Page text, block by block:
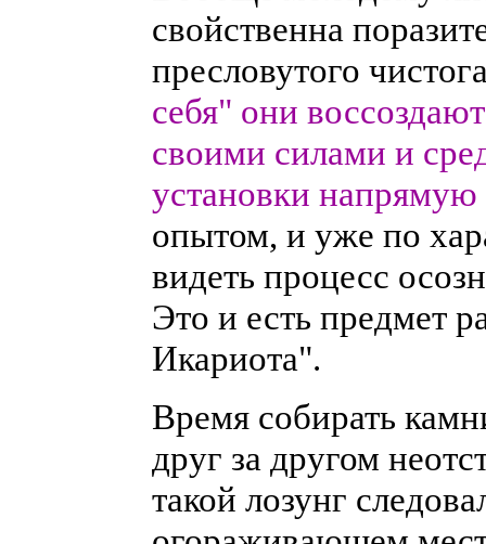
свойственна
пресловутого
себя" они
своими силами и
установки
опытом, и уже по
видеть процесс
Это и есть предмет
Икариота".
Время собирать
друг за другом
такой лозунг